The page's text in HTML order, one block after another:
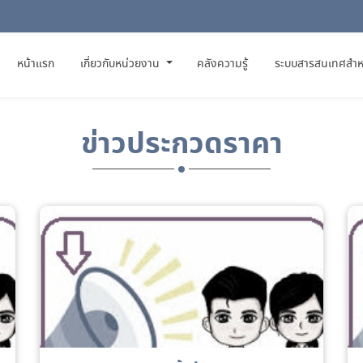
หน้าแรก(CURRENT)
เกี่ยวกับหน่วยงาน คลังความรู้ ระบบสารสนเทศส
ข่าวประกวดราคา